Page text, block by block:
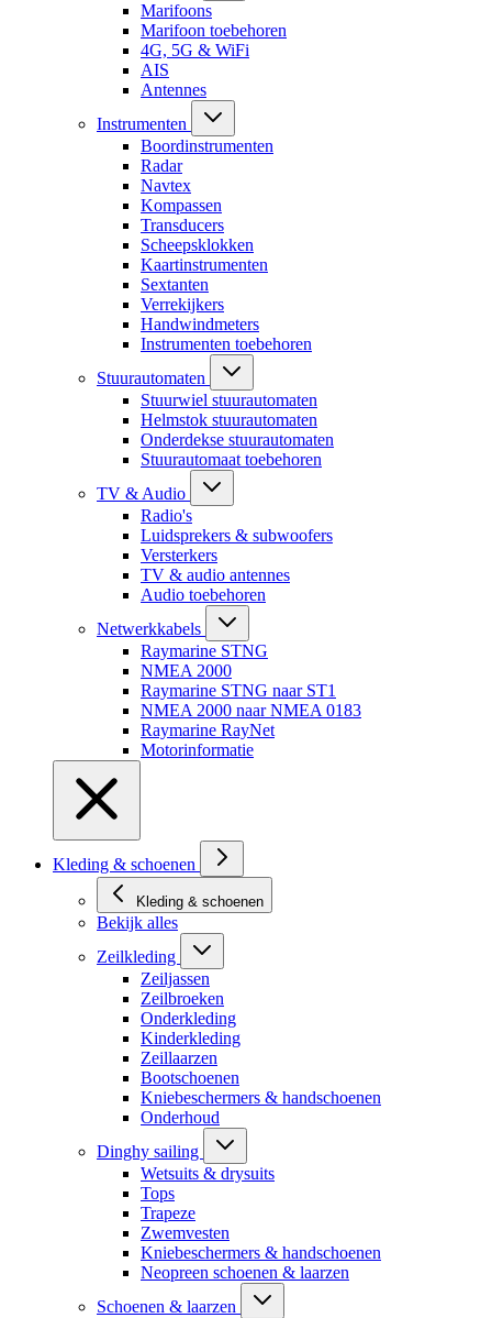
Marifoons
Marifoon toebehoren
4G, 5G & WiFi
AIS
Antennes
Instrumenten
Boordinstrumenten
Radar
Navtex
Kompassen
Transducers
Scheepsklokken
Kaartinstrumenten
Sextanten
Verrekijkers
Handwindmeters
Instrumenten toebehoren
Stuurautomaten
Stuurwiel stuurautomaten
Helmstok stuurautomaten
Onderdekse stuurautomaten
Stuurautomaat toebehoren
TV & Audio
Radio's
Luidsprekers & subwoofers
Versterkers
TV & audio antennes
Audio toebehoren
Netwerkkabels
Raymarine STNG
NMEA 2000
Raymarine STNG naar ST1
NMEA 2000 naar NMEA 0183
Raymarine RayNet
Motorinformatie
Kleding & schoenen
Kleding & schoenen
Bekijk alles
Zeilkleding
Zeiljassen
Zeilbroeken
Onderkleding
Kinderkleding
Zeillaarzen
Bootschoenen
Kniebeschermers & handschoenen
Onderhoud
Dinghy sailing
Wetsuits & drysuits
Tops
Trapeze
Zwemvesten
Kniebeschermers & handschoenen
Neopreen schoenen & laarzen
Schoenen & laarzen